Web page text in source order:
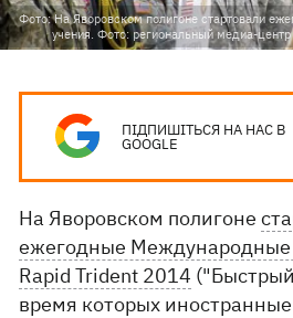
Фото: На Яворовском полигоне стартовали
учения. Фото: региональный медиа-
ПІДПИШІТЬСЯ НА НАС В
GOOGLE
На Яворовском полигоне
ежегодные Международные
Rapid Trident 2014
время которых